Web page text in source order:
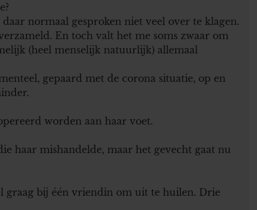
normaal gesproken niet veel over te klagen.
En toch valt het me soms zwaar om
(heel menselijk natuurlijk) allemaal
gepaard met de corona situatie, op en
worden aan haar voet.
haar mishandelde, maar het gevecht gaat nu
graag bij één vriendin om uit te huilen. Drie